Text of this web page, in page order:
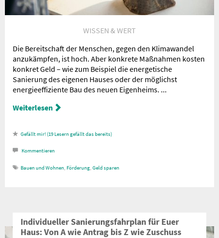
WISSEN & WERT
Die Bereitschaft der Menschen, gegen den Klimawandel
anzukämpfen, ist hoch. Aber konkrete Maßnahmen kosten
konkret Geld – wie zum Beispiel die energetische
Sanierung des eigenen Hauses oder der möglichst
energieeffiziente Bau des neuen Eigenheims. ...
Weiterlesen
19 Lesern gefällt das
Kommentieren
Bauen und Wohnen, Förderung, Geld sparen
Individueller Sanierungsfahrplan für Euer
Haus: Von A wie Antrag bis Z wie Zuschuss